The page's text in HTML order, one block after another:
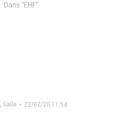
Dans "EHF"
, Salle 22/02/20 11:54